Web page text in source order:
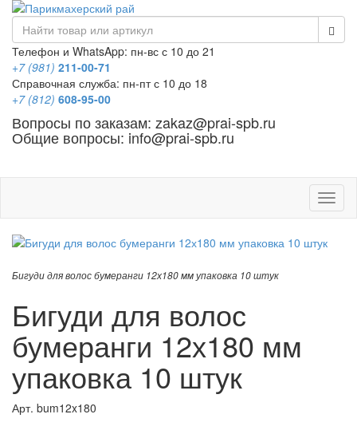
Телефон и WhatsApp: пн-вс с 10 до 21
+7 (981) 211-00-71
Справочная служба: пн-пт с 10 до 18
+7 (812) 608-95-00
Вопросы по заказам: zakaz@prai-spb.ru
Общие вопросы: info@prai-spb.ru
Бигуди для волос бумеранги 12х180 мм упаковка 10 штук
Бигуди для волос
бумеранги 12х180 мм
упаковка 10 штук
Арт. bum12x180